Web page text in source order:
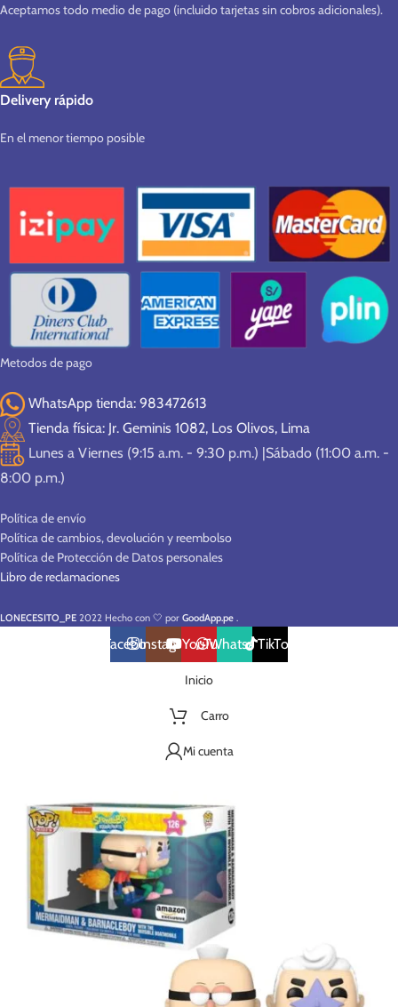
Aceptamos todo medio de pago (incluido tarjetas sin cobros adicionales).
Delivery rápido
En el menor tiempo posible
Metodos de pago
WhatsApp tienda: 983472613
Tienda física: Jr. Geminis 1082, Los Olivos, Lima
Lunes a Viernes (9:15 a.m. - 9:30 p.m.) |Sábado (11:00 a.m. -
8:00 p.m.)
Política de envío
Política de cambios, devolución y reembolso
Política de Protección de Datos personales
Libro de reclamaciones
LONECESITO_PE 2022 Hecho con 🤍 por GoodApp.pe .
FacebookInstagramYouTubeWhatsAppTikTok
Inicio
Carro
Mi cuenta